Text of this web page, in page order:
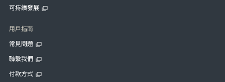
可持續發展
用戶指南
常見問題
聯繫我們
付款方式